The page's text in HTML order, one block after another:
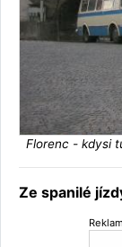
Florenc - kdysi
Ze spanilé